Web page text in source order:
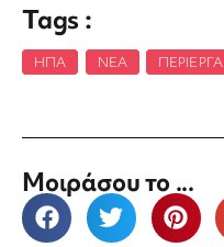
Tags :
ΗΠΑ ΝΈΑ ΠΕΡΊΕΡΓΑ
Μοιράσου το ...